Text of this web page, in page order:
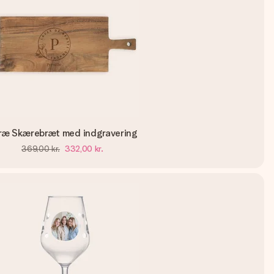
Skærebræt med indgravering
369,00 kr. 332,00 kr.